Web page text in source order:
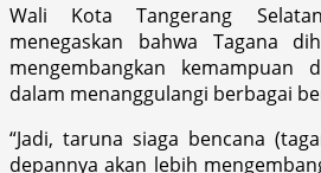
Wali Kota Tangerang
menegaskan bahwa Tagana
mengembangkan kemampuan
dalam menanggulangi berbagai
“Jadi, taruna siaga bencana
depannya akan lebih